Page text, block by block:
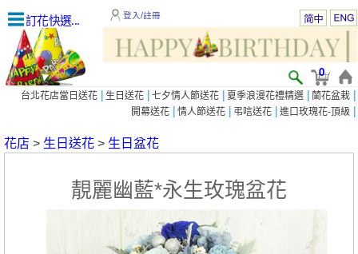
訂花快選... 登入/註冊
0
台北花店當日送花 | 生日送花 | 七夕情人節送花 | 夏季浪漫花禮精選 | 蘭花盆栽 |
開幕送花 | 情人節送花 | 弔唁送花 | 進口玫瑰花-頂級 |
花店 > 生日送花 > 生日盆花
靚麗幽藍*永生玫瑰盆花